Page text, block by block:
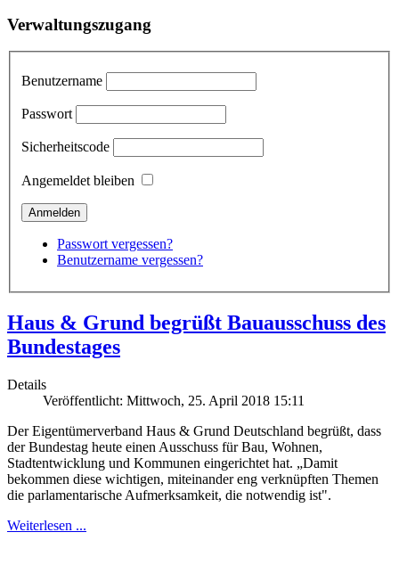
Verwaltungszugang
Benutzername
Passwort
Sicherheitscode
Angemeldet bleiben
Passwort vergessen?
Benutzername vergessen?
Haus & Grund begrüßt Bauausschuss des
Bundestages
Details
Veröffentlicht: Mittwoch, 25. April 2018 15:11
Der Eigentümerverband Haus & Grund Deutschland begrüßt, dass
der Bundestag heute einen Ausschuss für Bau, Wohnen,
Stadtentwicklung und Kommunen eingerichtet hat. „Damit
bekommen diese wichtigen, miteinander eng verknüpften Themen
die parlamentarische Aufmerksamkeit, die notwendig ist".
Weiterlesen ...